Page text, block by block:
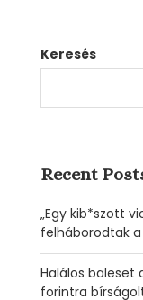
Keresés
Recent
„Egy kib*szott
felháborodtak
Halálos baleset
forintra